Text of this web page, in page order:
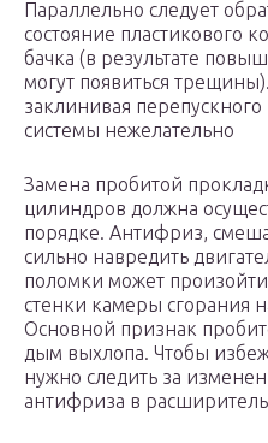
Параллельно следует
состояние пластикового
бачка (в результате
могут появиться
заклинивая
системы нежелательно
Замена пробитой
цилиндров должна
порядке. Антифриз,
сильно навредить
поломки может
стенки камеры сгорания
Основной признак
дым выхлопа. Чтобы
нужно следить за
антифриза в